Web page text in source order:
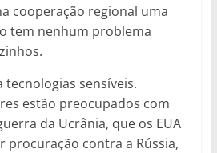
cooperação regional uma
tem nenhum problema
tecnologias sensíveis.
estão preocupados com
da Ucrânia, que os EUA
procuração contra a Rússia,